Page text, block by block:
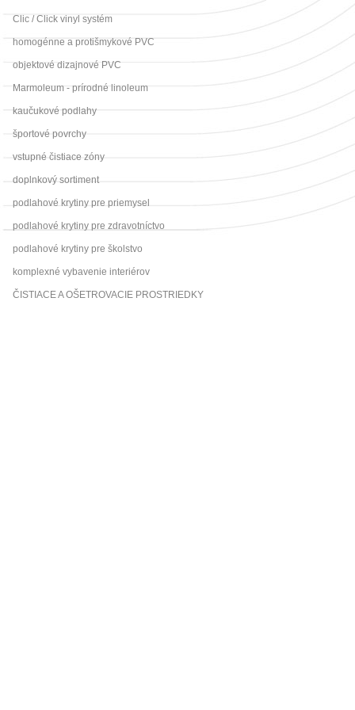
Clic / Click vinyl systém
homogénne a protišmykové PVC
objektové dizajnové PVC
Marmoleum - prírodné linoleum
kaučukové podlahy
športové povrchy
vstupné čistiace zóny
doplnkový sortiment
podlahové krytiny pre priemysel
podlahové krytiny pre zdravotníctvo
podlahové krytiny pre školstvo
komplexné vybavenie interiérov
ČISTIACE A OŠETROVACIE PROSTRIEDKY